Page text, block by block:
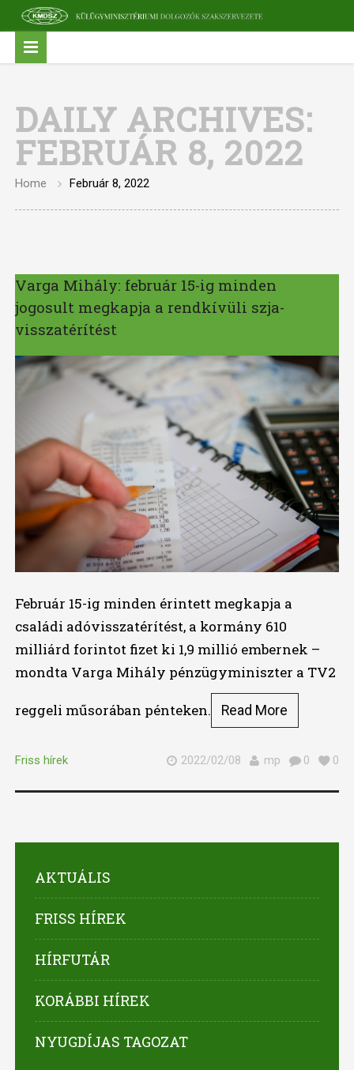
DAILY ARCHIVES:
FEBRUÁR 8, 2022
Home Február 8, 2022
Varga Mihály: február 15-ig minden
jogosult megkapja a rendkívüli szja-
visszatérítést
Február 15-ig minden érintett megkapja a
családi adóvisszatérítést, a kormány 610
milliárd forintot fizet ki 1,9 millió embernek –
mondta Varga Mihály pénzügyminiszter a TV2
reggeli műsorában pénteken. Read More
Friss hírek 2022/02/08 mp 0 0
AKTUÁLIS
FRISS HÍREK
HÍRFUTÁR
KORÁBBI HÍREK
NYUGDÍJAS TAGOZAT